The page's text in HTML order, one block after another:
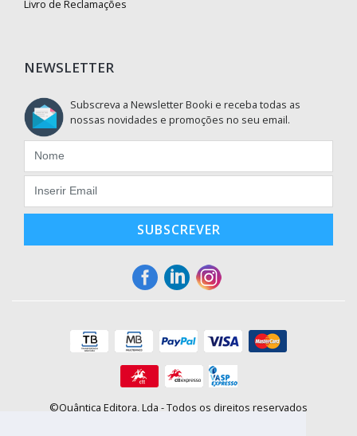
Livro de Reclamações
NEWSLETTER
Subscreva a Newsletter Booki e receba todas as
nossas novidades e promoções no seu email.
SUBSCREVER
©Quântica Editora, Lda - Todos os direitos reservados